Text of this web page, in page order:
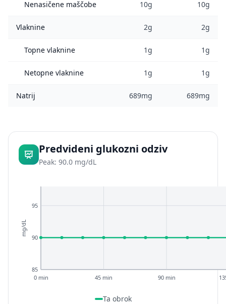
Nenasičene maščobe 10g 10g
Vlaknine 2g 2g
Topne vlaknine 1g 1g
Netopne vlaknine 1g 1g
Natrij 689mg 689mg
Predvideni glukozni odziv
Peak: 90.0 mg/dL
85
90
95
0 min 45 min 90 min
mg/dL
Ta obrok